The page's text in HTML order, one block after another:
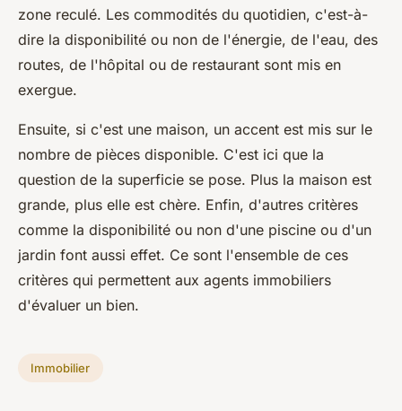
zone reculé. Les commodités du quotidien, c'est-à-
dire la disponibilité ou non de l'énergie, de l'eau, des
routes, de l'hôpital ou de restaurant sont mis en
exergue.
Ensuite, si c'est une maison, un accent est mis sur le
nombre de pièces disponible. C'est ici que la
question de la superficie se pose. Plus la maison est
grande, plus elle est chère. Enfin, d'autres critères
comme la disponibilité ou non d'une piscine ou d'un
jardin font aussi effet. Ce sont l'ensemble de ces
critères qui permettent aux agents immobiliers
d'évaluer un bien.
Immobilier